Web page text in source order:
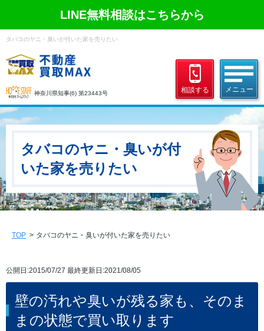
タバコのヤニ・臭いが付いた家を売りたい
神奈川県知事(6) 第23443号 相談する
タバコのヤニ・臭いが付
いた家を売りたい
TOP タバコのヤニ・臭いが付いた家を売りたい
公開日:2015/07/27 最終更新日:2021/08/05
壁の汚れや臭いが残る家も、そのま
まの状態で買い取ります
LINE無料相談はこちらから